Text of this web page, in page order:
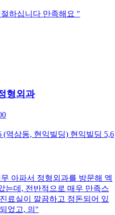
하십니다 만족해요 "
형외과
(역삼동, 현익빌딩) 현익빌딩 5,6
아파서 정형외과를 방문해 엑
는데, 전반적으로 매우 만족스
료실이 깔끔하고 정돈되어 있
었고, 의 "